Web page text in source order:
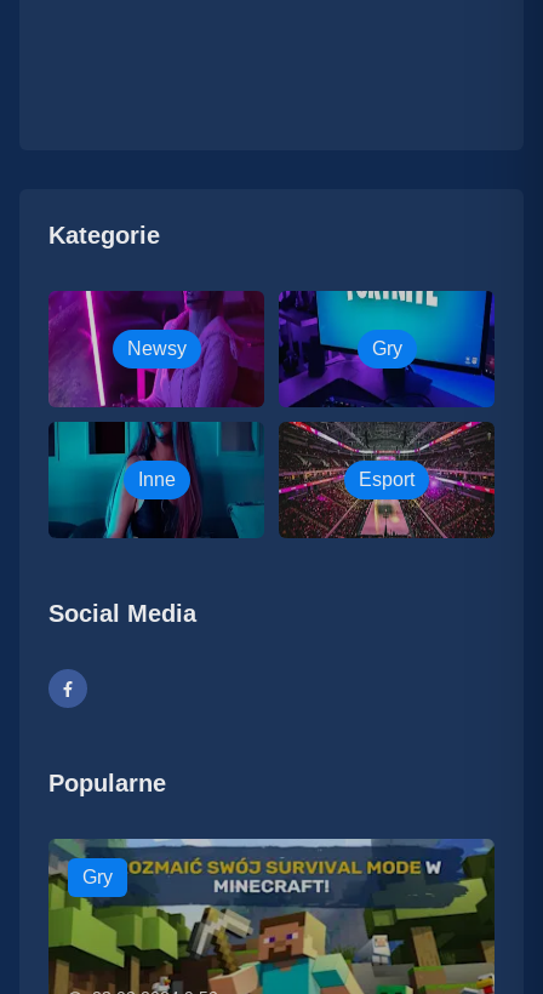
Kategorie
Newsy Gry
Inne Esport
Social Media
Popularne
Gry